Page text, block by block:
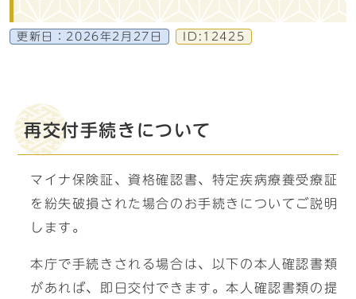
更新日： 2026年2月27日 ID:12425
再交付手続きについて
マイナ保険証、資格確認書、特定疾病療養受療証
を紛失破損された場合のお手続きについてご説明
します。
本庁で手続きされる場合は、以下の本人確認書類
があれば、即日交付できます。本人確認書類の提